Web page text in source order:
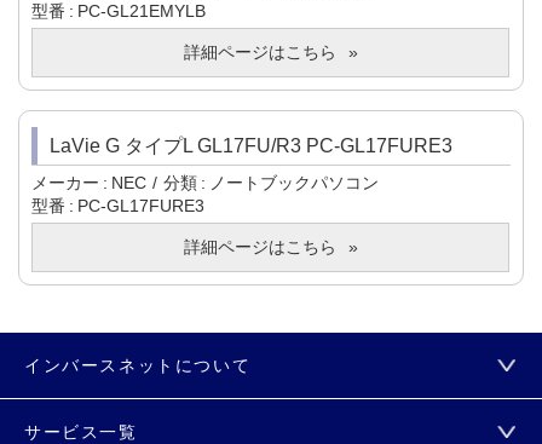
型番
PC-GL21EMYLB
詳細ページはこちら
LaVie G タイプL GL17FU/R3 PC-GL17FURE3
メーカー NEC 分類
ノートブックパソコン
型番
PC-GL17FURE3
詳細ページはこちら
インバースネットについて
サービス一覧